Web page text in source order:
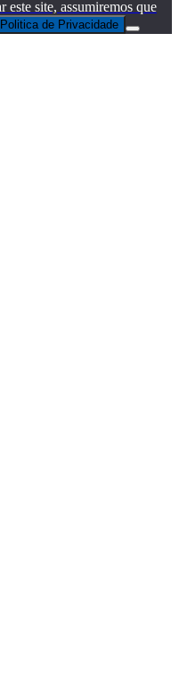
este site, assumiremos que
Politica de Privacidade